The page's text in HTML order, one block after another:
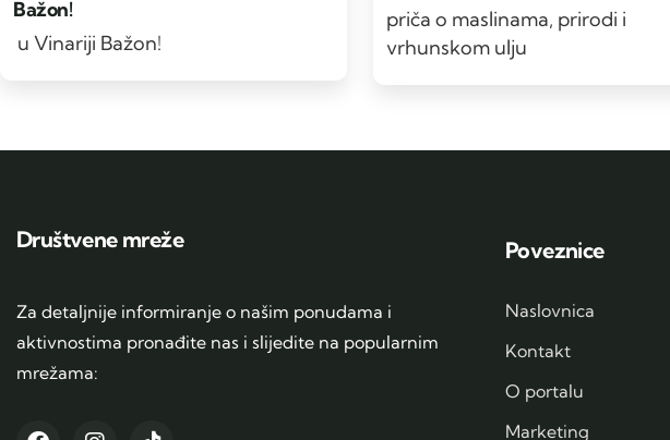
Bažon!
u Vinariji Bažon!
priča o maslinama, prirodi i
vrhunskom ulju
Društvene mreže
Za detaljnije informiranje o našim ponudama i
aktivnostima pronađite nas i slijedite na popularnim
mrežama:
Poveznice
Naslovnica
Kontakt
O portalu
Marketing